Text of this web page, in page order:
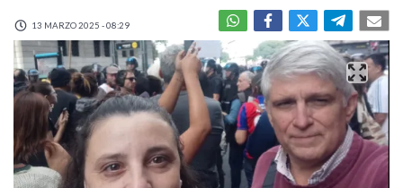
13 MARZO 2025 - 08:29